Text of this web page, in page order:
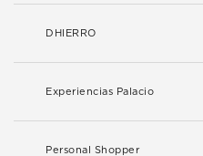
DHIERRO
Experiencias Palacio
Personal Shopper